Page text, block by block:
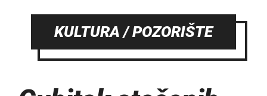
KULTURA / POZORIŠTE